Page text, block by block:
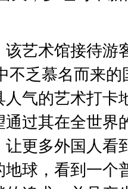
艺术馆接待游
不乏慕名而来的
人气的艺术打卡
通过其在全世界
更多外国人看
地球，看到一个